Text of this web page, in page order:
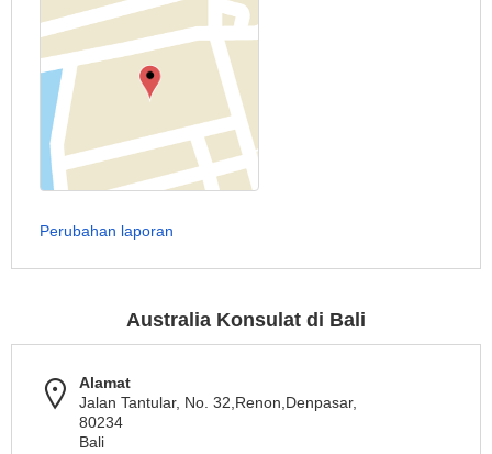
Perubahan laporan
Australia Konsulat di Bali
Alamat
Jalan Tantular, No. 32,Renon,Denpasar,
80234
Bali